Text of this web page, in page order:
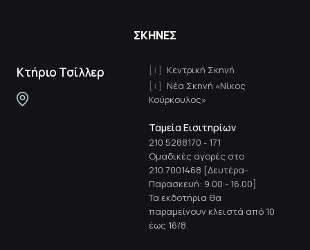
ΣΚΗΝΕΣ
Κτήριο Τσίλλερ
Κεντρική Σκηνή
Νέα Σκηνή «Νίκος
Κούρκουλος»
Ταμεία Εισιτηρίων
210 5288170 - 171
Ομαδικές αγορές στο
210.7001468 [Δευτέρα-
Παρασκευή: 9.00 - 16.00]
Τα εκδοτήρια θα
παραμείνουν κλειστά από 10
έως 16/8.